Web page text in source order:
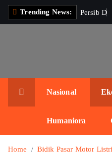
Trending News: Persib D
Nasional
Humaniora
Home Bidik Pasar Motor